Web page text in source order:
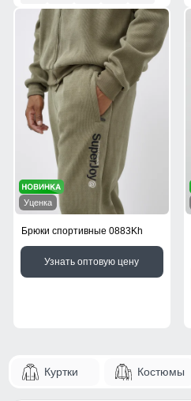
Уценка
Брюки спортивные 0883Kh
Узнать оптовую цену
Куртки Костюмы